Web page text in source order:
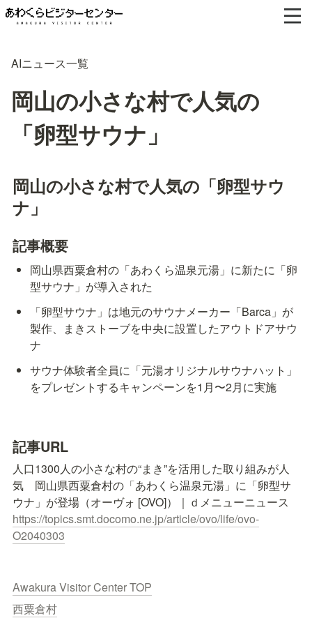
AIニュース一覧
岡山の小さな村で人気の
「卵型サウナ」
岡山の小さな村で人気の「卵型サウ
ナ」
記事概要
岡山県西粟倉村の「あわくら温泉元湯」に新たに「卵
型サウナ」が導入された
「卵型サウナ」は地元のサウナメーカー「Barca」が
製作、まきストーブを中央に設置したアウトドアサウ
ナ
サウナ体験者全員に「元湯オリジナルサウナハット」
をプレゼントするキャンペーンを1月〜2月に実施
記事URL
人口1300人の小さな村の“まき”を活用した取り組みが人
気　岡山県西粟倉村の「あわくら温泉元湯」に「卵型サ
https://topics.smt.docomo.ne.jp/article/ovo/life/ovo-
O2040303
Awakura Visitor Center TOP
西粟倉村